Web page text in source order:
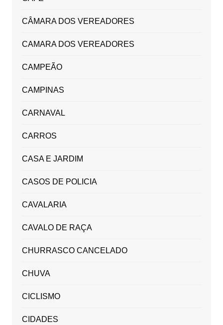
CÂMARA DOS VEREADORES
CAMARA DOS VEREADORES
CAMPEÃO
CAMPINAS
CARNAVAL
CARROS
CASA E JARDIM
CASOS DE POLICIA
CAVALARIA
CAVALO DE RAÇA
CHURRASCO CANCELADO
CHUVA
CICLISMO
CIDADES